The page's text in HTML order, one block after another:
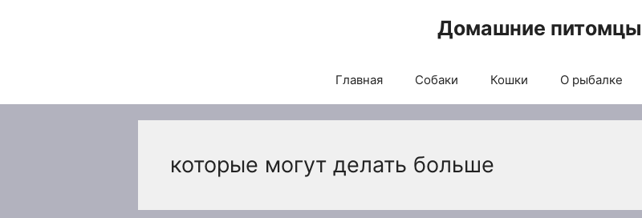
Домашние питомцы
Главная Собаки Кошки О рыбалке
которые могут делать больше